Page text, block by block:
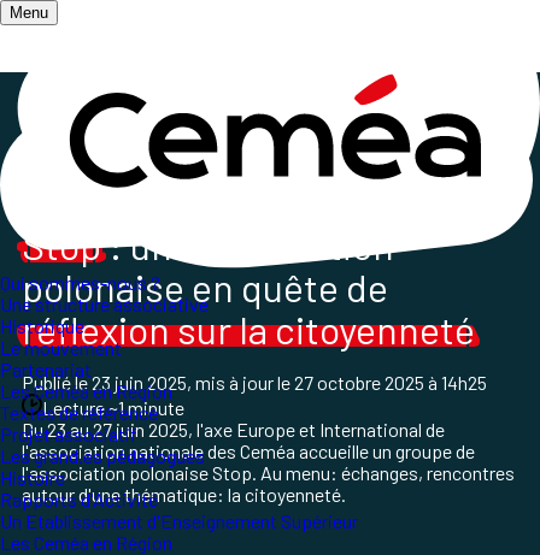
Menu
Qui sommes-nous ?
Une structure associative
Historique
Le mouvement
Partenariat
Les Ceméa en Région
Textes de référence
Projet associatif
Les grand.es pédagogues
Histoire
Rapports d'Activité
Un Etablissement d'Enseignement Supérieur
Les Ceméa en Région
Accueil/
Les champs d'action
L'Action Internationale des Ceméa France
Accueil d'un groupe de Pologne à l'AN
Stop: une association
polonaise en quête de
réflexion sur la citoyenneté
Publié le23 juin 2025, mis à jour le27 octobre 2025 à 14h25
Lecture ~1 minute
Du 23 au 27 juin 2025, l'axe Europe et International de
l'association nationale des Ceméa accueille un groupe de
l'association polonaise Stop. Au menu: échanges, rencontres
autour d'une thématique: la citoyenneté.